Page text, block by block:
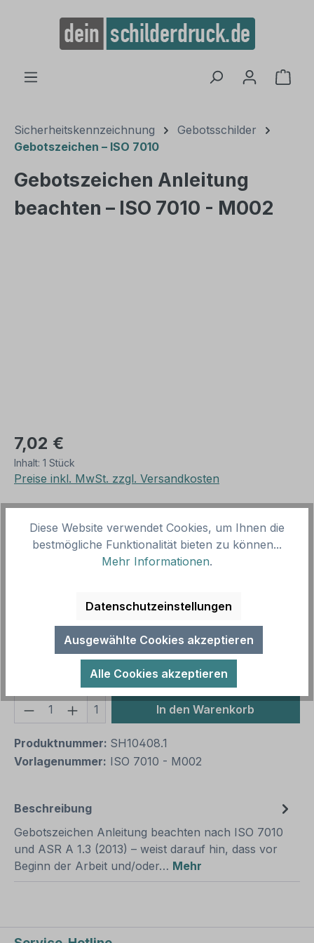
springen
Sicherheitskennzeichnung
Gebotsschilder
Gebotszeichen – ISO 7010
Gebotszeichen Anleitung
beachten – ISO 7010 - M002
7,02 €
Inhalt: 1 Stück
Preise inkl. MwSt. zzgl. Versandkosten
Lieferzeit 5-7 Tage
Produktionszeit 2-5 Tage
auswählen
Produkt Anzahl: Gib den gewünschten
1 In den Warenkorb
Produktnummer: SH10408.1
Vorlagenummer: ISO 7010 - M002
Beschreibung
Gebotszeichen Anleitung beachten nach ISO 7010
und ASR A 1.3 (2013) – weist darauf hin, dass vor
Beginn der Arbeit und/oder… Mehr
Diese Website verwendet Cookies, um Ihnen die
bestmögliche Funktionalität bieten zu können...
Mehr Informationen.
Datenschutzeinstellungen
Ausgewählte Cookies akzeptieren
Alle Cookies akzeptieren